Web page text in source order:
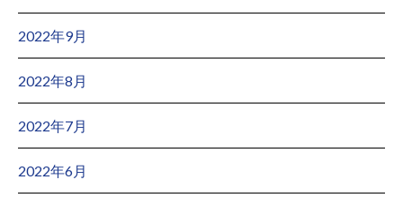
2022年9月
2022年8月
2022年7月
2022年6月